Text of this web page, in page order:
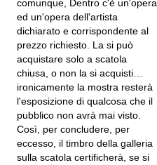
comunque, Dentro c'è un'opera
ed un'opera dell'artista
dichiarato e corrispondente al
prezzo richiesto. La si può
acquistare solo a scatola
chiusa, o non la si acquisti…
ironicamente la mostra resterà
l'esposizione di qualcosa che il
pubblico non avrà mai visto.
Così, per concludere, per
eccesso, il timbro della galleria
sulla scatola certificherà, se si